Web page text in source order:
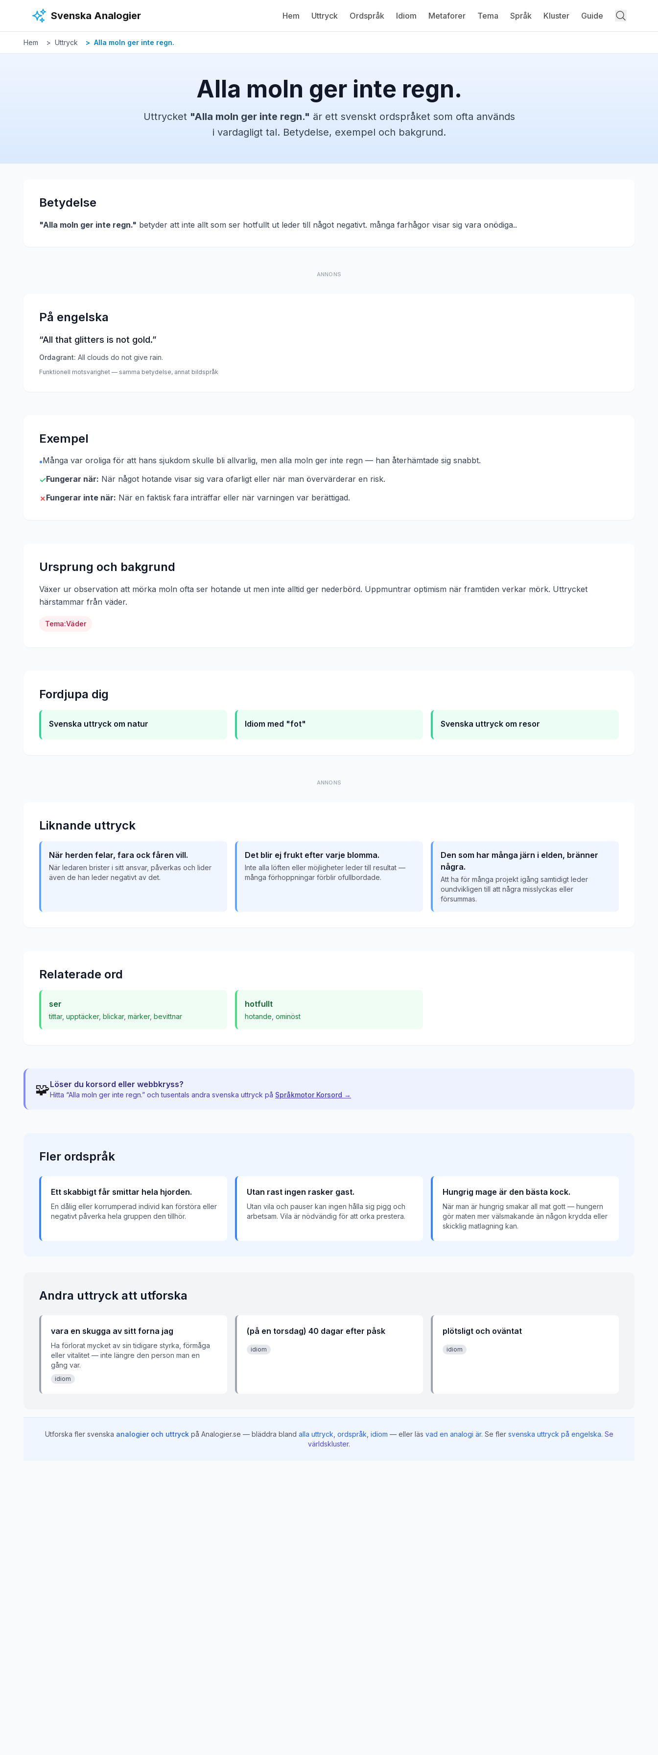
Svenska Analogier Hem Uttryck Ordspråk Idiom Metaforer Tema Språk Kluster Guide
Hem Uttryck Alla moln ger inte regn.
Alla moln ger inte regn.
Uttrycket "Alla moln ger inte regn." är ett svenskt ordspråket som ofta används
i vardagligt tal. Betydelse, exempel och bakgrund.
Betydelse
"Alla moln ger inte regn." betyder att inte allt som ser hotfullt ut leder till något negativt. många farhågor visar sig vara onödiga..
ANNONS
På engelska
“All that glitters is not gold.”
Ordagrant: All clouds do not give rain.
Funktionell motsvarighet — samma betydelse, annat bildspråk
Exempel
•Många var oroliga för att hans sjukdom skulle bli allvarlig, men alla moln ger inte regn — han återhämtade sig snabbt.
✓Fungerar när: När något hotande visar sig vara ofarligt eller när man övervärderar en risk.
✗Fungerar inte när: När en faktisk fara inträffar eller när varningen var berättigad.
Ursprung och bakgrund
Växer ur observation att mörka moln ofta ser hotande ut men inte alltid ger nederbörd. Uppmuntrar optimism när framtiden verkar mörk. Uttrycket
härstammar från väder.
Tema:Väder
Fordjupa dig
Svenska uttryck om natur Idiom med "fot" Svenska uttryck om resor
ANNONS
Liknande uttryck
När herden felar, fara ock fåren vill.
När ledaren brister i sitt ansvar, påverkas och lider
även de han leder negativt av det.
Det blir ej frukt efter varje blomma.
Inte alla löften eller möjligheter leder till resultat —
många förhoppningar förblir ofullbordade.
Den som har många järn i elden, bränner
några.
Att ha för många projekt igång samtidigt leder
oundvikligen till att några misslyckas eller
försummas.
Relaterade ord
ser
tittar, upptäcker, blickar, märker, bevittnar
hotfullt
hotande ominöst
🧩Löser du korsord eller webbkryss?
Hitta “Alla moln ger inte regn.” och tusentals andra svenska uttryck på Språkmotor Korsord →
Fler ordspråk
Ett skabbigt får smittar hela hjorden.
En dålig eller korrumperad individ kan förstöra eller
negativt påverka hela gruppen den tillhör.
Utan rast ingen rasker gast.
Utan vila och pauser kan ingen hålla sig pigg och
arbetsam. Vila är nödvändig för att orka prestera.
Hungrig mage är den bästa kock.
När man är hungrig smakar all mat gott — hungern
gör maten mer välsmakande än någon krydda eller
skicklig matlagning kan.
Andra uttryck att utforska
vara en skugga av sitt forna jag
Ha förlorat mycket av sin tidigare styrka, förmåga
eller vitalitet — inte längre den person man en
gång var.
idiom
(på en torsdag) 40 dagar efter påsk
idiom
plötsligt och oväntat
idiom
Utforska fler svenska analogier och uttryck på Analogier.se — bläddra bland alla uttryck ordspråk idiom — eller läs vad en analogi är. Se fler svenska uttryck på engelska. Se
världskluster.